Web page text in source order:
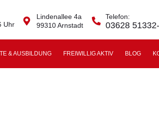
Uhr
Lindenallee 4a
99310 Arnstadt
Telefon:
03628
& AUSBILDUNG FREIWILLIG AKTIV BLOG